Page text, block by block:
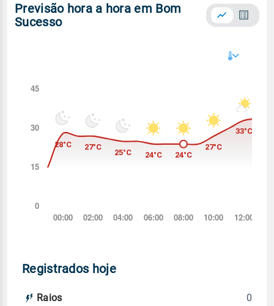
Previsão hora a hora em Bom
Sucesso
Registrados hoje
Raios 0